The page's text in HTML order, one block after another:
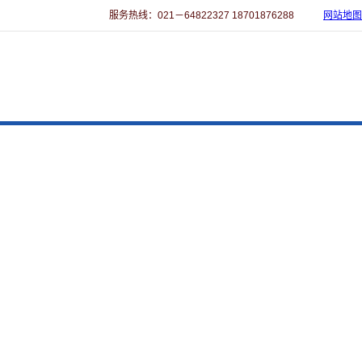
服务热线：021－64822327 18701876288 网站地图